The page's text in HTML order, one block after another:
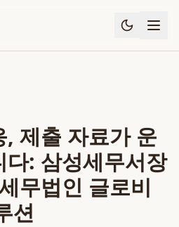
제출 자료가 운
다: 삼성세무서장
무법인 글로비
션